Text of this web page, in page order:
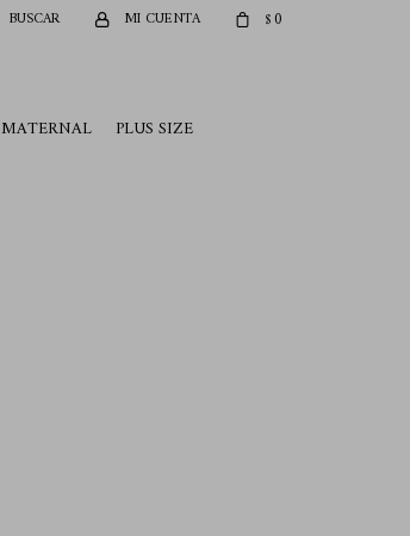
MATERNAL PLUS SIZE
$ 0